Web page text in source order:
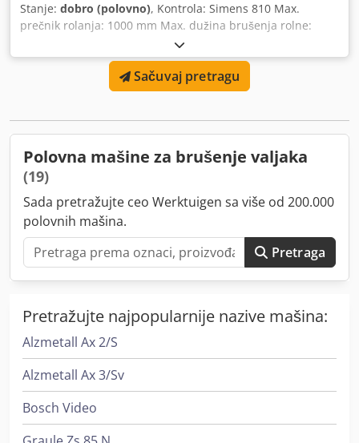
Stanje: dobro (polovno), Kontrola: Simens 810 Max.
prečnik rolanja: 1000 mm Max. dužina brušenja rolne:
5260 mm Max. roll težina: 16 tona Dkodpfeq Dmkwjx Ac Njr
Sačuvaj pretragu
Polovna mašine za brušenje valjaka
(19)
Sada pretražujte ceo Werktuigen sa više od 200.000
polovnih mašina.
Pretraga
Pretražujte najpopularnije nazive mašina:
Alzmetall Ax 2/S
Alzmetall Ax 3/Sv
Bosch Video